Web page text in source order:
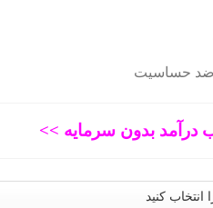
بود.
ضد حساسیت
بدون سرمایه >>